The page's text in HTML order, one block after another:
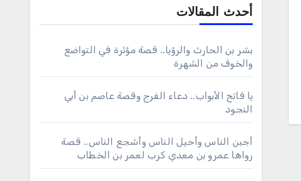
أحدث المقالات
بشر بن الحارث والرؤيا.. قصة مؤثرة في التواضع
والخوف من الشهرة
يا فاتح الأبواب.. دعاء الفرج وقصة عاصم بن أبي
النجود
أجبن الناس وأحيل الناس وأشجع الناس.. قصة
رواها عمرو بن معدي كرب لعمر بن الخطاب